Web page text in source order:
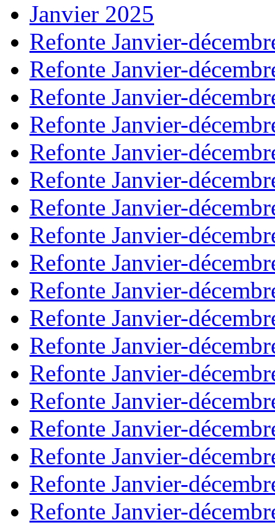
Janvier 2025
Refonte Janvier-
Refonte Janvier-
Refonte Janvier-
Refonte Janvier-
Refonte Janvier-
Refonte Janvier-
Refonte Janvier-
Refonte Janvier-
Refonte Janvier-
Refonte Janvier-
Refonte Janvier-
Refonte Janvier-
Refonte Janvier-
Refonte Janvier-
Refonte Janvier-
Refonte Janvier-
Refonte Janvier-
Refonte Janvier-